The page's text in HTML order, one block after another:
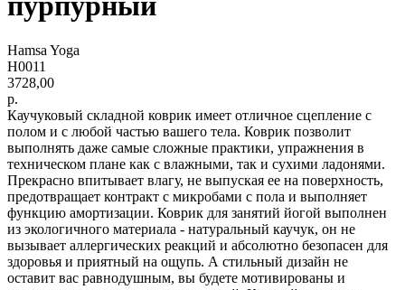
Hamsa Yoga
H0011
3728,00
р.
Каучуковый складной коврик имеет отличное сцепление с
полом и с любой частью вашего тела. Коврик позволит
выполнять даже самые сложные практики, упражнения в
техническом плане как с влажными, так и сухими ладонями.
Прекрасно впитывает влагу, не выпуская ее на поверхность,
предотвращает контракт с микробами с пола и выполняет
функцию амортизации. Коврик для занятий йогой выполнен
из экологичного материала - натуральный каучук, он не
вызывает аллергических реакций и абсолютно безопасен для
здоровья и приятный на ощупь. А стильный дизайн не
оставит вас равнодушным, вы будете мотивированы и